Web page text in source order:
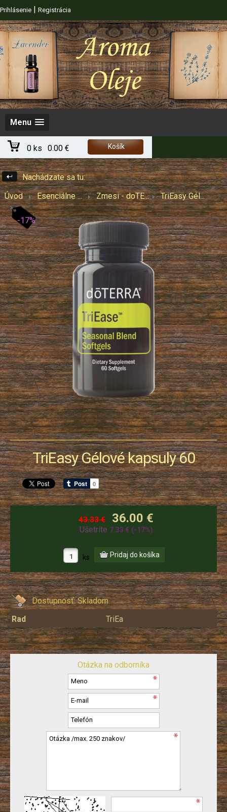
Prihlásenie | Registrácia
Menu
0 ks 0.00 € Košík
Nachádzate sa tu:
Úvod
Esenciálne ... Zmesi - doTE... TriEasy Gél...
-17%
TriEasy Gélové kapsuly 60
43.33 € 36.00 €
Ušetríte 7.33 € (-17%)
ks
Dostupnosť:Skladom
Rad
TriEa
Otázka na odborníka